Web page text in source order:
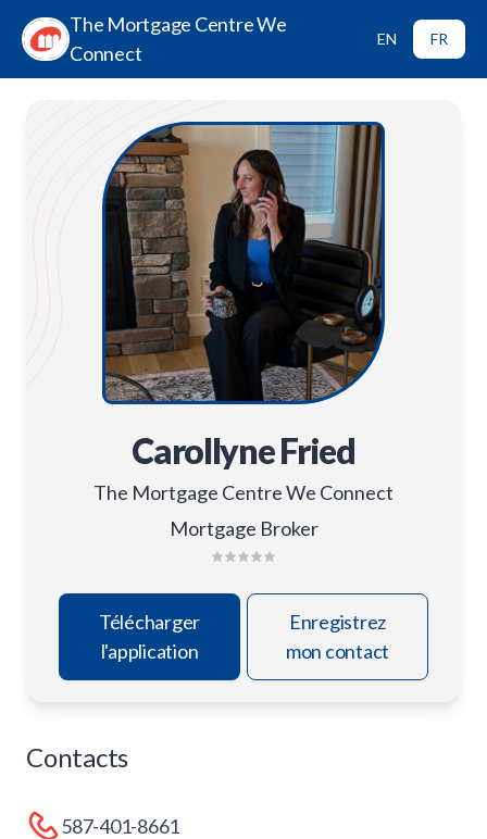
The Mortgage Centre We
Connect
EN FR
Carollyne Fried
The Mortgage Centre We Connect
Mortgage Broker
Télécharger
l'application
Enregistrez
mon contact
Contacts
587-401-8661